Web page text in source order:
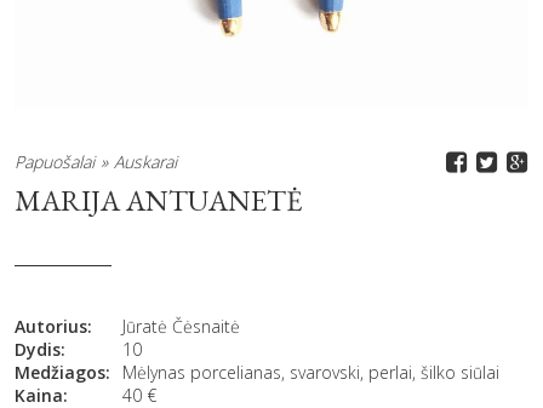
Papuošalai Auskarai
MARIJA ANTUANETĖ
Autorius:
Jūratė Čėsnaitė
Dydis:
10
Medžiagos:
Mėlynas porcelianas, svarovski, perlai, šilko siūlai
Kaina:
40 €